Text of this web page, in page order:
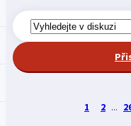
1 2 ...